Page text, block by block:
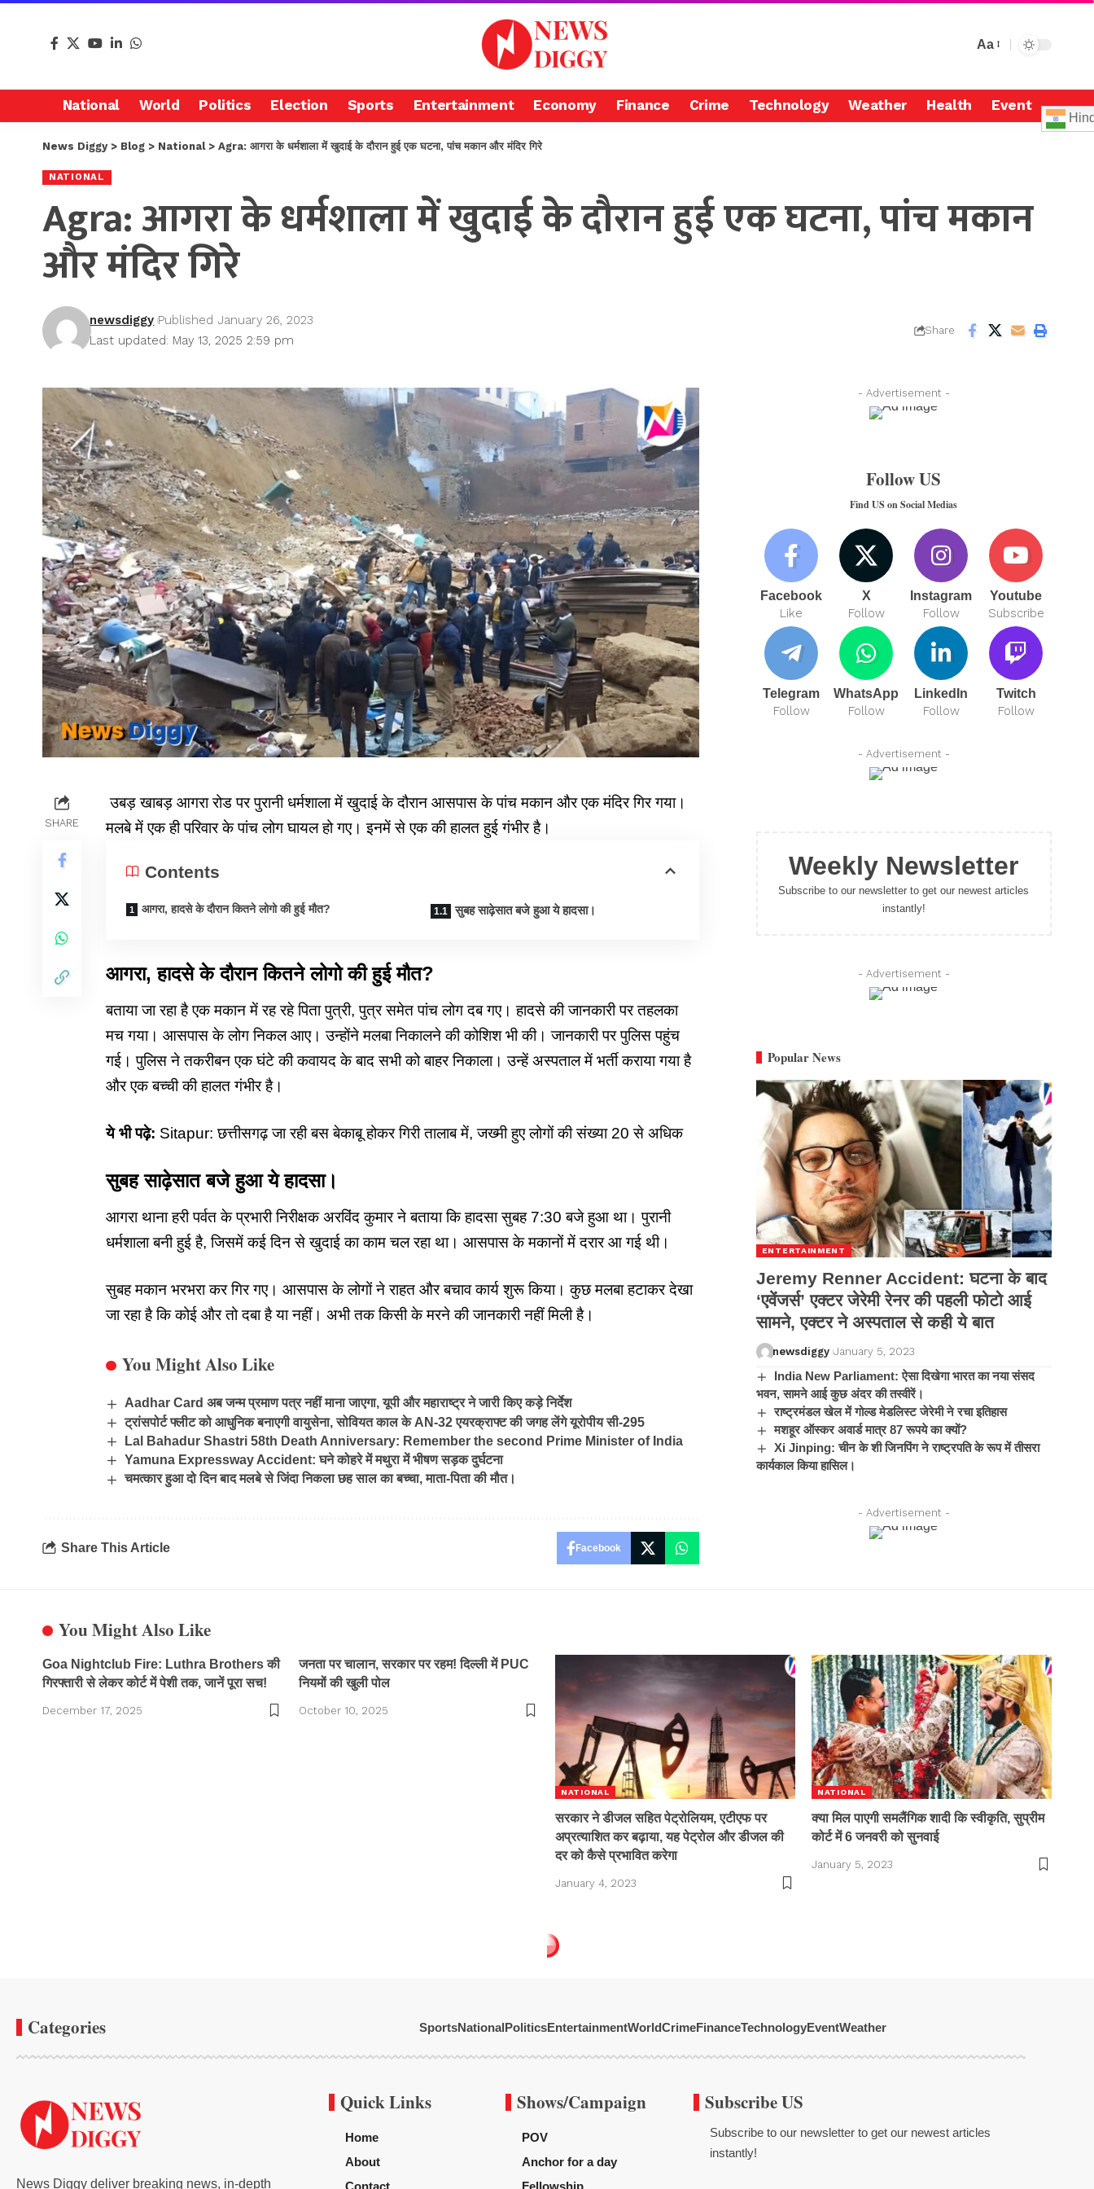
Aa
National World Politics Election Sports Entertainment Economy Finance Crime Technology Weather Health Event
News Diggy> Blog > National> Agra: आगरा के धर्मशाला में खुदाई के दौरान हुई एक घटना, पांच मकान और मंदिर गिरे
NATIONAL
Agra: आगरा के धर्मशाला में खुदाई के दौरान हुई एक घटना, पांच मकान
और मंदिर गिरे
Last updated: May 13, 2025 2:59 pm
newsdiggy Published January 26, 2023
Share
SHARE
उबड़ खाबड़ आगरा रोड पर पुरानी धर्मशाला में खुदाई के दौरान आसपास के पांच मकान और एक मंदिर गिर गया।
मलबे में एक ही परिवार के पांच लोग घायल हो गए। इनमें से एक की हालत हुई गंभीर है।
Contents
आगरा, हादसे के दौरान कितने लोगो की हुई मौत? सुबह साढ़ेसात बजे हुआ ये हादसा।
आगरा, हादसे के दौरान कितने लोगो की हुई मौत?
बताया जा रहा है एक मकान में रह रहे पिता पुत्री, पुत्र समेत पांच लोग दब गए। हादसे की जानकारी पर तहलका
मच गया। आसपास के लोग निकल आए। उन्होंने मलबा निकालने की कोशिश भी की। जानकारी पर पुलिस पहुंच
गई। पुलिस ने तकरीबन एक घंटे की कवायद के बाद सभी को बाहर निकाला। उन्हें अस्पताल में भर्ती कराया गया है
और एक बच्ची की हालत गंभीर है।
ये भी पढ़े: Sitapur: छत्तीसगढ़ जा रही बस बेकाबू होकर गिरी तालाब में, जख्मी हुए लोगों की संख्या 20 से अधिक
सुबह साढ़ेसात बजे हुआ ये हादसा।
आगरा थाना हरी पर्वत के प्रभारी निरीक्षक अरविंद कुमार ने बताया किहादसा सुबह 7:30 बजे हुआ था। पुरानी
धर्मशाला बनी हुई है, जिसमें कई दिन से खुदाई का काम चल रहा था। आसपास के मकानों में दरार आ गई थी।
सुबह मकान भरभरा कर गिर गए। आसपास के लोगों ने राहत और बचाव कार्य शुरू किया। कुछ मलबा हटाकर देखा
जा रहा है कि कोई और तो दबा है या नहीं। अभी तक किसी के मरने की जानकारी नहीं मिली है।
You Might Also Like
Aadhar Card अब जन्म प्रमाण पत्र नहीं माना जाएगा, यूपी और महाराष्ट्र ने जारी किए कड़े निर्देश
ट्रांसपोर्ट फ्लीट को आधुनिक बनाएगी वायुसेना, सोवियत काल के AN-32 एयरक्राफ्ट की जगह लेंगे यूरोपीय सी-295
Lal Bahadur Shastri 58th Death Anniversary: Remember the second Prime Minister of India
Yamuna Expressway Accident: घने कोहरे में मथुरा में भीषण सड़क दुर्घटना
चमत्कार हुआ दो दिन बाद मलबे से जिंदा निकला छह साल का बच्चा, माता-पिता की मौत।
Share This Article Facebook
- Advertisement -
Follow US
Find US on Social Medias
Facebook
Like
X
Follow
Instagram
Follow
Youtube
Subscribe
Telegram
Follow
WhatsApp
Follow
LinkedIn
Follow
Twitch
Follow
- Advertisement -
Weekly Newsletter
Subscribe to our newsletter to get our newest articles
instantly!
- Advertisement -
Popular News
ENTERTAINMENT
Jeremy Renner Accident: घटना के बाद
‘एवेंजर्स’ एक्टर जेरेमी रेनर की पहली फोटो आई
सामने, एक्टर ने अस्पताल से कही ये बात
newsdiggy January 5, 2023
India New Parliament: ऐसा दिखेगा भारत का नया संसद
भवन, सामने आई कुछ अंदर की तस्वीरें।
राष्ट्रमंडल खेल में गोल्ड मेडलिस्ट जेरेमी ने रचा इतिहास
मशहूर ऑस्कर अवार्ड मात्र 87 रूपये का क्यों?
Xi Jinping: चीन के शी जिनपिंग ने राष्ट्रपति के रूप में तीसरा
कार्यकाल किया हासिल।
- Advertisement -
You Might Also Like
Goa Nightclub Fire: Luthra Brothers की
गिरफ्तारी से लेकर कोर्ट में पेशी तक, जानें पूरा सच!
December 17, 2025
जनता पर चालान, सरकार पर रहम! दिल्ली में PUC
नियमों की खुली पोल
October 10, 2025
NATIONAL
सरकार ने डीजल सहित पेट्रोलियम, एटीएफ पर
अप्रत्याशित कर बढ़ाया, यह पेट्रोल और डीजल की
दर को कैसे प्रभावित करेगा
January 4, 2023
NATIONAL
क्या मिल पाएगी समलैंगिक शादी कि स्वीकृति, सुप्रीम
कोर्ट में 6 जनवरी को सुनवाई
January 5, 2023
Categories SportsNationalPoliticsEntertainmentWorldCrimeFinanceTechnologyEventWeather
News Diggy deliver breaking news, in-depth
Quick Links
Home
About
Contact
Shows/Campaign
POV
Anchor for a day
Fellowship
Subscribe US
Subscribe to our newsletter to get our newest articles
instantly!